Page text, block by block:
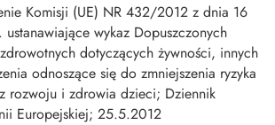
Komisji (UE) NR 432/2012 z dnia 16
wykaz Dopuszczonych
dotyczących żywności, innych
odnoszące się do zmniejszenia ryzyka
rozwoju i zdrowia dzieci; Dziennik
Europejskiej; 25.5.2012